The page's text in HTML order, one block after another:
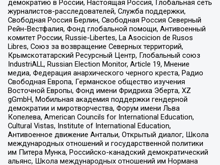
демократию в России, Настоящая Россия, Глобальная сеть
журналистов-расследователей, Служба поддержки,
Свободная Россия Берлин, Свободная Россия Северный
Рейн-Вестфалия, Фонд глобальной помощи, Антивоенный
комитет России, Russie-Libertes, La Asocicion de Rusos
Libres, Союз за возвращение Северных территорий,
Крымскотатарский Ресурсный Центр, Глобальный союз
IndustriALL, Russian Election Monitor, Article 19, Мнение
медиа, Федерация анархического черного креста, Радио
Свободная Европа, Германское общество изучения
Восточной Европы, Фонд имени Фридриха Эберта, XZ
gGmbH, Мобильная академия поддержки гендерной
демократии и миротворчества, Форум имени Льва
Копелева, American Councils for International Education,
Cultural Vistas, Institute of International Education,
Антивоенное движение Антальи, Открытый диалог, Школа
международных отношений и государственной политики
им Питера Мунка, Российско-канадский демократический
альянс, Школа международных отношений им Нормана